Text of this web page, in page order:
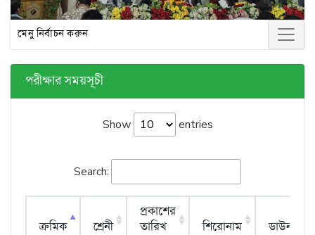
মেনু নির্বাচন করুন
পরীক্ষার সময়সূচী
Show entries
Search:
ক্রমিক শ্রেনী
প্রকাশের
তারিখ
শিরোনাম ডাউনলোড